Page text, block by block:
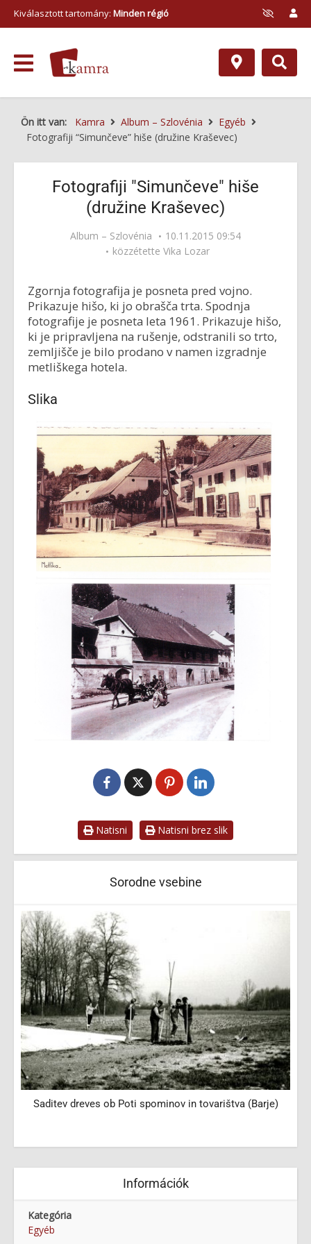
Kiválasztott tartomány: Minden régió
Ön itt van: Kamra Album – Szlovénia
Egyéb
Fotografiji “Simunčeve” hiše (družine Kraševec)
Fotografiji "Simunčeve" hiše
(družine Kraševec)
Album – Szlovénia
10.11.2015 09:54
közzétette Vika Lozar
Zgornja fotografija je posneta pred vojno.
Prikazuje hišo, ki jo obrašča trta. Spodnja
fotografije je posneta leta 1961. Prikazuje hišo,
ki je pripravljena na rušenje, odstranili so trto,
zemljišče je bilo prodano v namen izgradnje
metliškega hotela.
Slika
Natisni Natisni brez slik
Sorodne vsebine
Saditev dreves ob Poti spominov in tovarištva (Barje)
Információk
Kategória
Egyéb